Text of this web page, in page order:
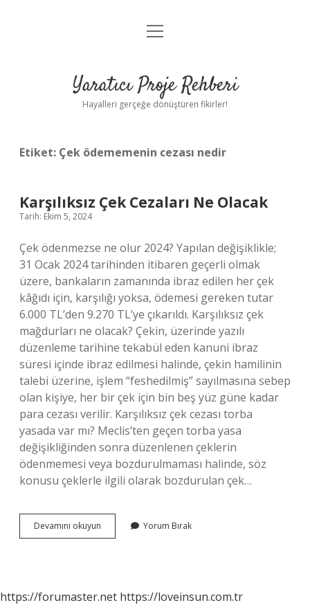
Anasayfa
Yasal Uyarı
menüyü
Yaratıcı Proje Rehberi
Hayalleri gerçeğe dönüştüren fikirler!
Etiket: Çek ödememenin cezası nedir
Karşılıksız Çek Cezaları Ne Olacak
Tarih: Ekim 5, 2024
Çek ödenmezse ne olur 2024? Yapılan değişiklikle;
31 Ocak 2024 tarihinden itibaren geçerli olmak
üzere, bankaların zamanında ibraz edilen her çek
kâğıdı için, karşılığı yoksa, ödemesi gereken tutar
6.000 TL’den 9.270 TL’ye çıkarıldı. Karşılıksız çek
mağdurları ne olacak? Çekin, üzerinde yazılı
düzenleme tarihine tekabül eden kanuni ibraz
süresi içinde ibraz edilmesi halinde, çekin hamilinin
talebi üzerine, işlem “feshedilmiş” sayılmasına sebep
olan kişiye, her bir çek için bin beş yüz güne kadar
para cezası verilir. Karşılıksız çek cezası torba
yasada var mı? Meclis’ten geçen torba yasa
değişikliğinden sonra düzenlenen çeklerin
ödenmemesi veya bozdurulmaması halinde, söz
konusu çeklerle ilgili olarak bozdurulan çek…
Devamını okuyun Karşılıksız
Çek
Yorum Bırak
https://forumaster.net https://loveinsun.com.tr